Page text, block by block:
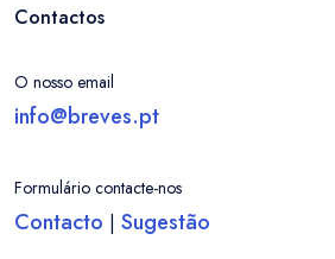
Contactos
O nosso email
info@breves.pt
Formulário contacte-nos
Contacto | Sugestão